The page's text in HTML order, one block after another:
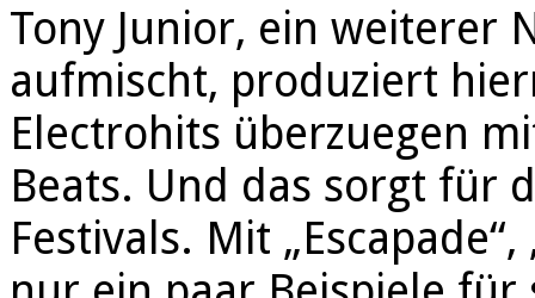
Tony Junior, ein weiterer
aufmischt, produziert
Electrohits überzuegen
Beats. Und das sorgt für
Festivals. Mit